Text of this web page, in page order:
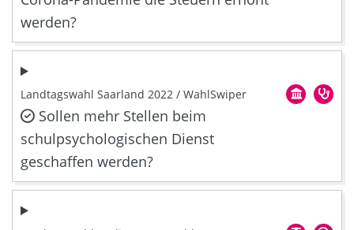
werden?
Landtagswahl Saarland 2022 / WahlSwiper
Sollen mehr Stellen beim
schulpsychologischen Dienst
geschaffen werden?